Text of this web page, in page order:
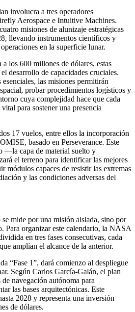
involucra a tres operadores
Aerospace e Intuitive Machines.
misiones de alunizaje estratégicas
llevando instrumentos científicos y
en la superficie lunar.
los 600 millones de dólares, estas
desarrollo de capacidades cruciales.
las misiones permitirán
probar procedimientos logísticos y
cuya complejidad hace que cada
para sostener una presencia
17 vuelos, entre ellos la incorporación
basado en Perseverance. Este
—la capa de material suelto y
el terreno para identificar las mejores
módulos capaces de resistir las extremas
y las condiciones adversas del
mide por una misión aislada, sino por
Para organizar este calendario, la NASA
en tres fases consecutivas, cada
amplían el alcance de la anterior.
“Fase 1”, dará comienzo al despliegue
Según Carlos García-Galán, el plan
navegación autónoma para
las bases arquitectónicas. Este
2028 y representa una inversión
de dólares.